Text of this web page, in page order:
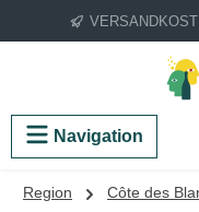
Zum Hauptinhalt
Navigation
Region Côte des